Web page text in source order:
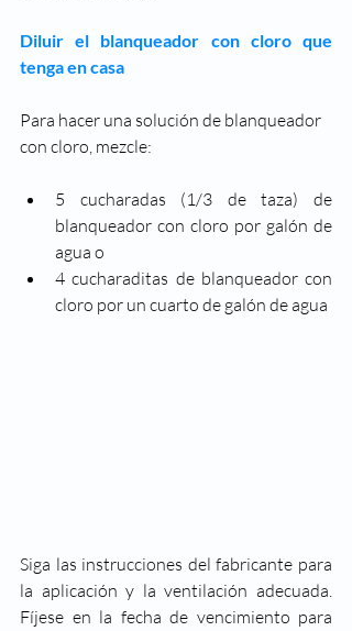
Diluir el blanqueador con cloro que
tenga en casa
Para hacer una solución de blanqueador
con cloro, mezcle:
5 cucharadas (1/3 de taza) de
blanqueador con cloro por galón de
agua o
4 cucharaditas de blanqueador con
cloro por un cuarto de galón de agua
Siga las instrucciones del fabricante para
la aplicación y la ventilación adecuada.
Fíjese en la fecha de vencimiento para